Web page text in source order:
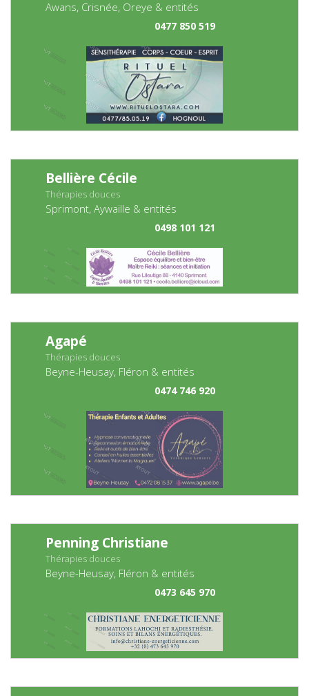
Awans, Crisnée, Oreye & entités
0477 850 519
Bellière Cécile
Thérapies douces
Sprimont, Aywaille & entités
0498 101 121
Agapé
Thérapies douces
Beyne-Heusay, Fléron & entités
0474 746 920
Penning Christiane
Thérapies douces
Beyne-Heusay, Fléron & entités
0473 645 970